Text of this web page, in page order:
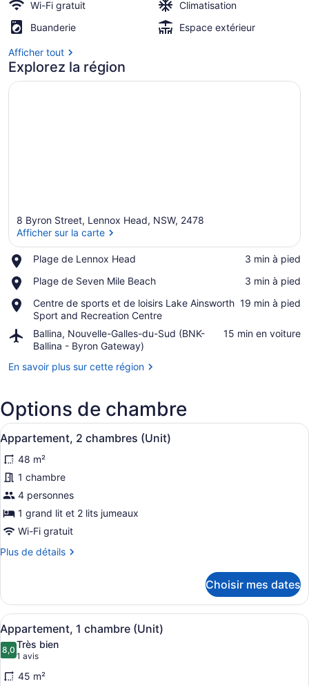
Wi-Fi gratuit
Climatisation
Buanderie
Espace extérieur
Afficher tout
Explorez la région
8 Byron Street, Lennox Head, NSW, 2478
Afficher sur la carte
Plage de Lennox Head
Place,
de
Head
‪3 min à pied‬
Plage de Seven Mile Beach
Place,
de
Seven
Mile
Beach
‪3 min à pied‬
Centre de sports et de loisirs Lake Ainsworth
Sport and Recreation Centre
Place,
Centre
de
sports
et
de
Ainsworth
Sport
and
Recreation
‪19 min à pied‬
Ballina, Nouvelle-Galles-du-Sud (BNK-
Ballina - Byron Gateway)
Airport,
Ballina,
Galles-
(BNK-
Ballina
-
Byron
Gateway)
‪15 min en voiture‬
En savoir plus sur cette région
Options de chambre
Afficher
toutes
les
photos
pour
ce
type
chambre :
chambres
(Unit)
Un salon équipé d’un téléviseur,
8
Appartement, 2 chambres (Unit)
48 m²
1 chambre
4 personnes
1 grand lit et 2 lits jumeaux
Wi-Fi gratuit
Plus de détails
Plus
Appartement,
chambres
(Unit)
Choisir mes dates
Afficher
toutes
les
photos
Une chambre d’hôtel avec un
6
Appartement, 1 chambre (Unit)
8,08,0 sur 10
Très bien
1 avis
(1 avis)
45 m²